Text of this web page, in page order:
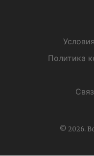
Политика
© 2026.